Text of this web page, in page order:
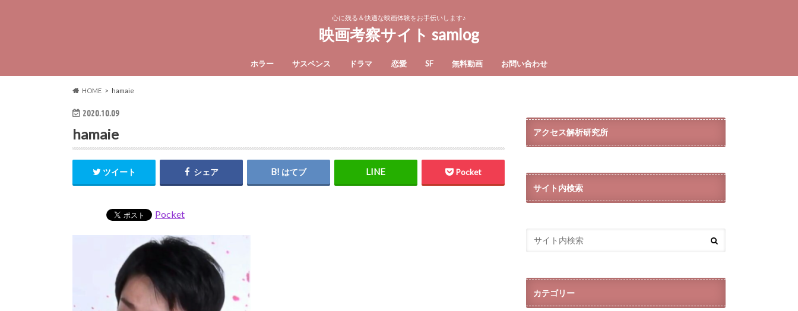
心に残る＆快適な映画体験をお手伝いします♪
映画考察サイト samlog
ホラー サスペンス ドラマ 恋愛 SF 無料動画 お問い合わせ
HOME hamaie
2020.10.09
hamaie
ツイート シェア はてブ Pocket
Pocket
アクセス解析研究所
サイト内検索
カテゴリー